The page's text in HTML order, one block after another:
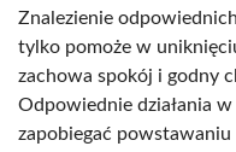
Znalezienie
tylko pomoże w
zachowa spokój i godny
Odpowiednie działania
zapobiegać